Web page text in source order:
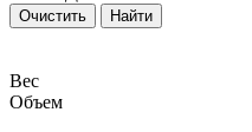
Очистить Найти
Вес
Объем